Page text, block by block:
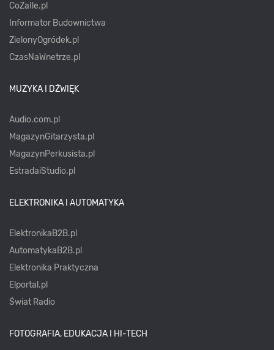
CoZaIle.pl
Informator Budownictwa
ZielonyOgródek.pl
CzasNaWnetrze.pl
MUZYKA I DŹWIĘK
Audio.com.pl
MagazynGitarzysta.pl
MagazynPerkusista.pl
EstradaiStudio.pl
ELEKTRONIKA I AUTOMATYKA
ElektronikaB2B.pl
AutomatykaB2B.pl
Elektronika Praktyczna
Elportal.pl
Świat Radio
FOTOGRAFIA, EDUKACJA I HI-TECH